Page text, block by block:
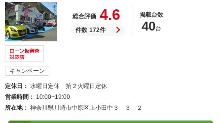
総合評価 4.6
件数 172件
掲載台数
40台
キャンペーン
定休日
水曜日定休 第２火曜日定休
営業時間
10:00~19:00
所在地
神奈川県川崎市中原区上小田中３－３－２